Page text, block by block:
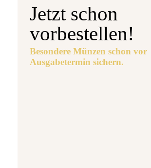
Jetzt schon
vorbestellen!
Besondere Münzen schon vor
Ausgabetermin sichern.